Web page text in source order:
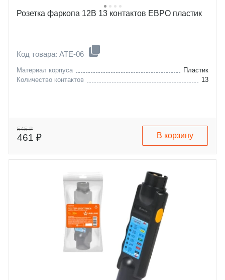
Розетка фаркопа 12В 13 контактов ЕВРО пластик
Код товара: ATE-06
Материал корпуса
Пластик
Количество контактов
13
545 ₽
461 ₽ В корзину